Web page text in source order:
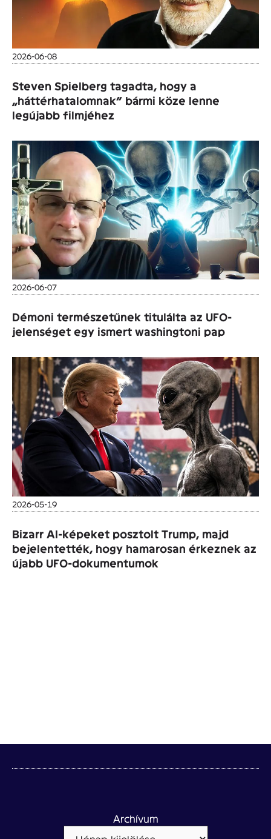
2026-06-08
Steven Spielberg tagadta, hogy a
„háttérhatalomnak” bármi köze lenne
legújabb filmjéhez
2026-06-07
Démoni természetűnek titulálta az UFO-
jelenséget egy ismert washingtoni pap
2026-05-19
Bizarr AI-képeket posztolt Trump, majd
bejelentették, hogy hamarosan érkeznek az
újabb UFO-dokumentumok
Archívum